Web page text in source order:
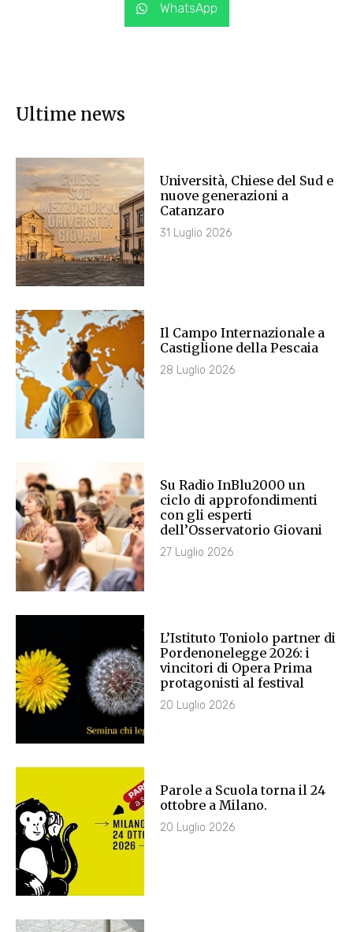
WhatsApp
Ultime news
Università, Chiese del Sud e
nuove generazioni a
Catanzaro
31 Luglio 2026
Il Campo Internazionale a
Castiglione della Pescaia
28 Luglio 2026
Su Radio InBlu2000 un
ciclo di approfondimenti
con gli esperti
dell’Osservatorio Giovani
27 Luglio 2026
L’Istituto Toniolo partner di
Pordenonelegge 2026: i
vincitori di Opera Prima
protagonisti al festival
20 Luglio 2026
Parole a Scuola torna il 24
ottobre a Milano.
20 Luglio 2026